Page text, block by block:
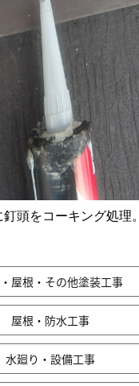
頭をコーキング処理。
屋根・その他塗装工事
屋根・防水工事
水廻り・設備工事